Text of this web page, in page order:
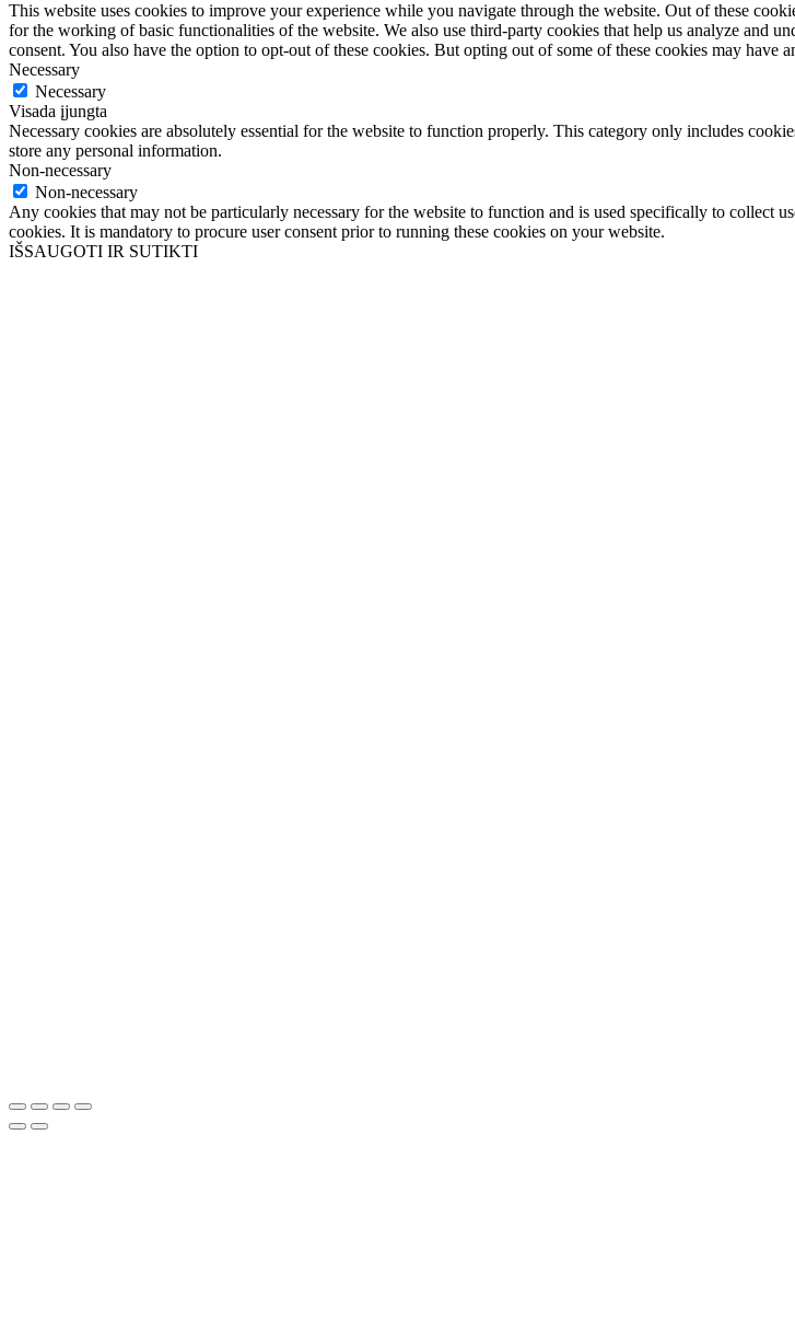
This website uses cookies to improve your experience while you navigate through the website. Out of these
for the working of basic functionalities of the website. We also use third-party cookies that help us analyze and
consent. You also have the option to opt-out of these cookies. But opting out of some of these cookies may have
Necessary
Necessary
Visada įjungta
Necessary cookies are absolutely essential for the website to function properly. This category only includes
store any personal information.
Non-necessary
Non-necessary
Any cookies that may not be particularly necessary for the website to function and is used specifically to collect
cookies. It is mandatory to procure user consent prior to running these cookies on your website.
IŠSAUGOTI IR SUTIKTI